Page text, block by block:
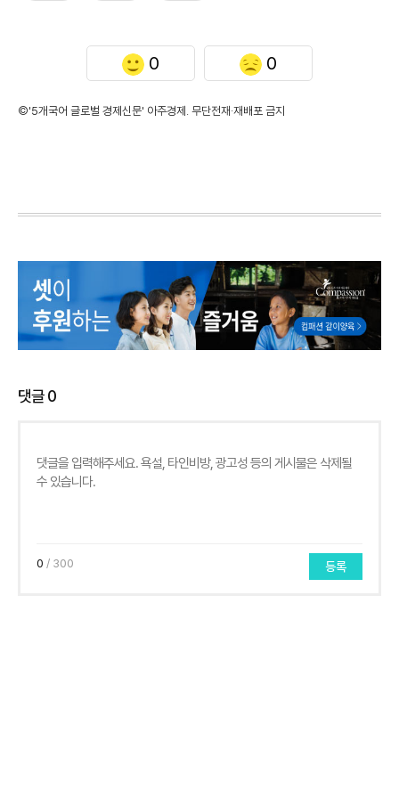
0 0
©'5개국어 글로벌 경제신문' 아주경제. 무단전재·재배포 금지
댓글0
0 / 300 등록